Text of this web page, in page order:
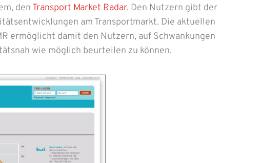
den Transport Market Radar. Den Nutzern gibt der
am Transportmarkt. Die aktuellen
ermöglicht damit den Nutzern, auf Schwankungen
wie möglich beurteilen zu können.